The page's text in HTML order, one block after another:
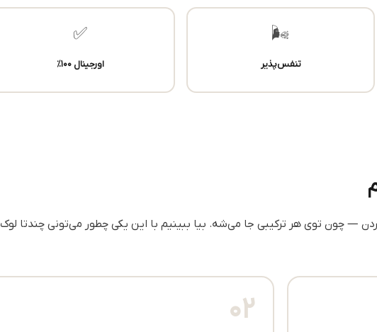
🌬️
تنفس‌پذیر
✅
اورجینال ۱۰۰٪
— چون توی هر ترکیبی جا می‌شه. بیا ببینیم با این یکی چطور می‌تونی چندتا لوک
02